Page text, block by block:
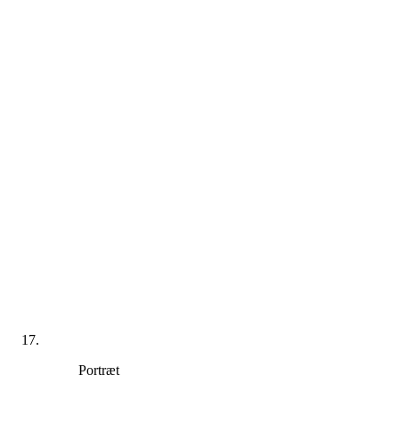
Portræt